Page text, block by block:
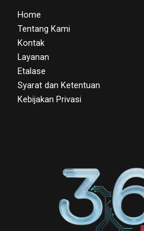
Home
Tentang Kami
Kontak
Layanan
Etalase
Syarat dan Ketentuan
Kebijakan Privasi